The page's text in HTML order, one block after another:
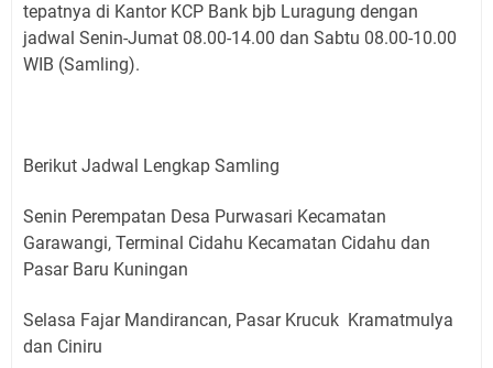
tepatnya di Kantor KCP Bank bjb Luragung dengan
jadwal Senin-Jumat 08.00-14.00 dan Sabtu 08.00-10.00
WIB (Samling).
Berikut Jadwal Lengkap Samling
Senin Perempatan Desa Purwasari Kecamatan
Garawangi, Terminal Cidahu Kecamatan Cidahu dan
Pasar Baru Kuningan
Selasa Fajar Mandirancan, Pasar Krucuk Kramatmulya
dan Ciniru